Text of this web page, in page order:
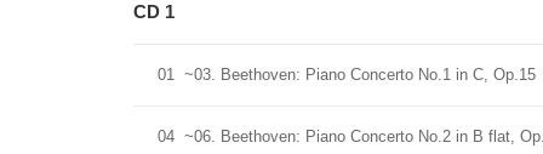
CD 1
01 ~03. Beethoven: Piano Concerto No.1 in C, Op.15
04 ~06. Beethoven: Piano Concerto No.2 in B flat,